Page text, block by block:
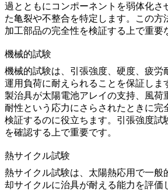
過とともにコンポーネントを弱体化さ
た亀裂や不整合を特定します。この方
加工部品の完全性を検証する 上で重要
機械的試験
機械的試験は、引張強度、硬度、疲労
運用負荷に耐えられることを保証しま
製治具が太陽電池アレイの支持、風荷
耐性という応力にさらされたときに完
検証するのに役立ちます。 引張強度試
を確認する上で重要です。
熱サイクル試験
熱サイクル試験は、太陽熱応用で一般
却サイクルに治具が耐える能力を評価